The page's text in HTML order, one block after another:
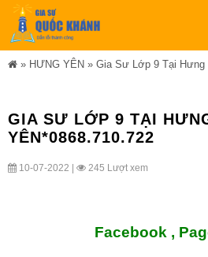
» HƯNG YÊN » Gia Sư Lớp 9 Tại Hưng
GIA SƯ LỚP 9 TẠI
YÊN*0868.710.722
10-07-2022 | 245 Lượt xem
Facebook ,